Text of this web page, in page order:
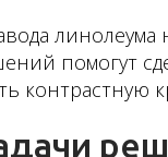
помогут
контрастную